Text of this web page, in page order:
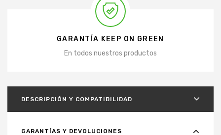
GARANTÍA KEEP ON GREEN
En todos nuestros productos
DESCRIPCIÓN Y COMPATIBILIDAD
GARANTÍAS Y DEVOLUCIONES